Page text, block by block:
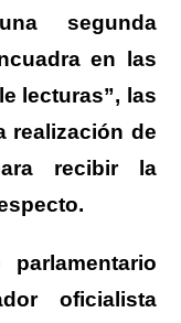
segunda
en las
lecturas”, las
realización de
recibir la
oficialista